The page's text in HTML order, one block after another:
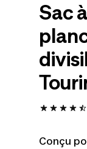
Sac
Conçu